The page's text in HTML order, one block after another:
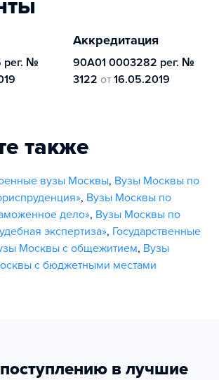
рег. №
Аккредитация
90А01 0003282 рег. №
3122 от 16.05.2019
также
вузы Москвы, Вузы Москвы по
, Вузы Москвы по
дело», Вузы Москвы по
экспертиза», Государственные
Москвы с общежитием, Вузы
с бюджетными местами
в лучшие